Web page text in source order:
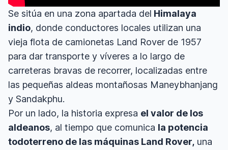
Se sitúa en una zona apartada del Himalaya
indio, donde conductores locales utilizan una
vieja flota de camionetas Land Rover de 1957
para dar transporte y víveres a lo largo de
carreteras bravas de recorrer, localizadas entre
las pequeñas aldeas montañosas Maneybhanjang
y Sandakphu.
Por un lado, la historia expresa el valor de los
aldeanos, al tiempo que comunica la potencia
todoterreno de las máquinas Land Rover, una